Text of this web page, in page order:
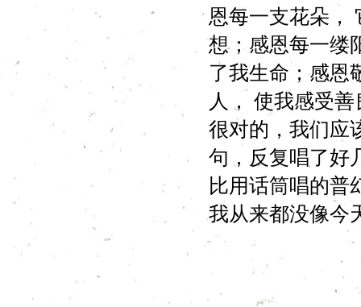
恩每一支花朵，
想；感恩每一缕
了我生命；感恩
人， 使我感受
很对的，我们应
句，反复唱了好
比用话筒唱的普
我从来都没像今